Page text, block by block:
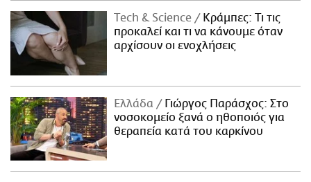
Τech & Science
Κράμπες: Τι τις
προκαλεί και τι να κάνουμε όταν
αρχίσουν οι ενοχλήσεις
Ελλάδα
Γιώργος Παράσχος: Στο
νοσοκομείο ξανά ο ηθοποιός για
θεραπεία κατά του καρκίνου